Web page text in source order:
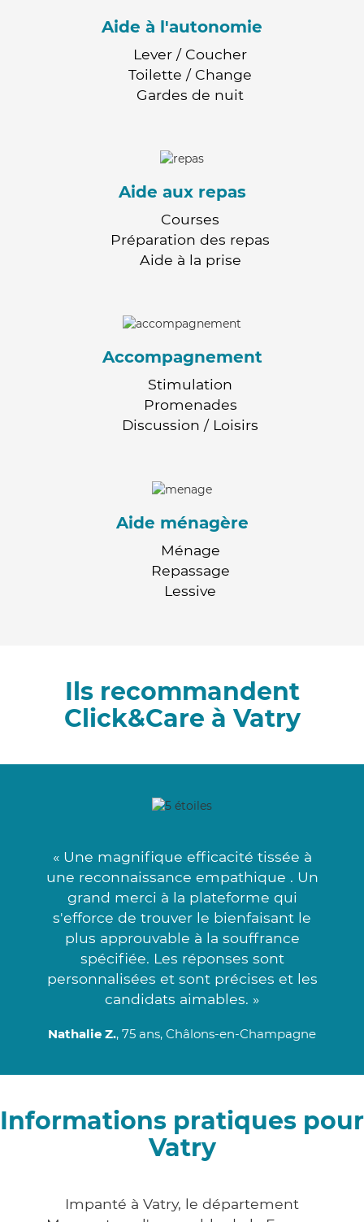
Aide à l'autonomie
Lever / Coucher
Toilette / Change
Gardes de nuit
Aide aux repas
Courses
Préparation des repas
Aide à la prise
Accompagnement
Stimulation
Promenades
Discussion / Loisirs
Aide ménagère
Ménage
Repassage
Lessive
Ils recommandent
Click&Care à Vatry
« Une magnifique efficacité tissée à
une reconnaissance empathique . Un
grand merci à la plateforme qui
s'efforce de trouver le bienfaisant le
plus approuvable à la souffrance
spécifiée. Les réponses sont
personnalisées et sont précises et les
candidats aimables. »
Nathalie Z., 75 ans, Châlons-en-Champagne
Informations pratiques pour
Vatry
Impanté à Vatry, le département